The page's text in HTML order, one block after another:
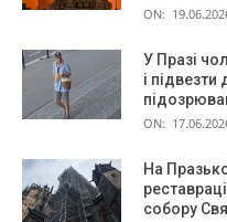
ON:
У Празі
і
ON:
На
собору